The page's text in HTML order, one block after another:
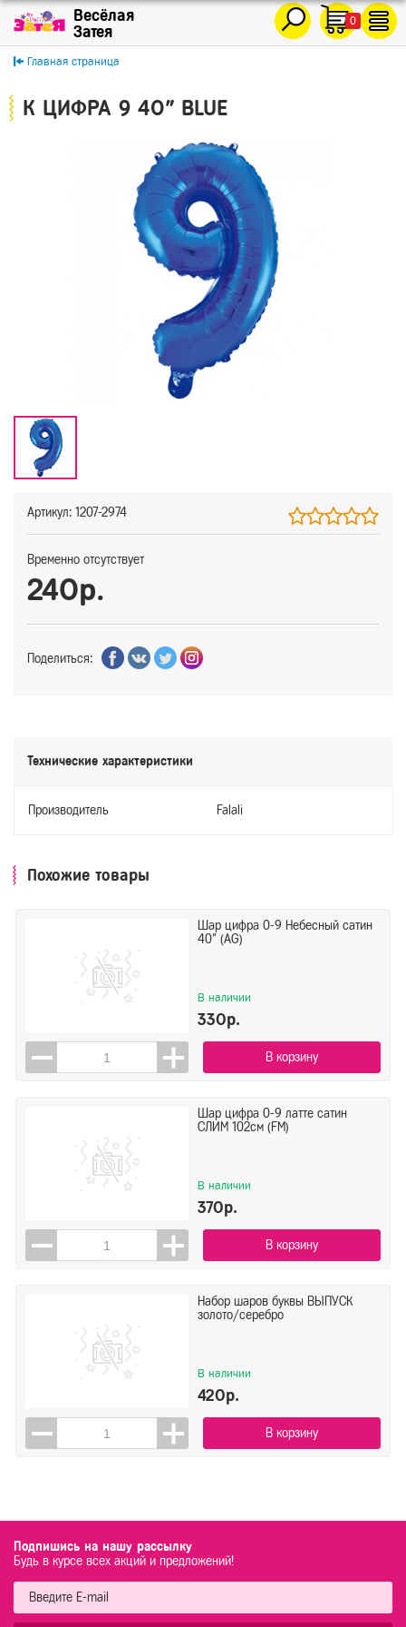
0
Главная страница
К ЦИФРА 9 40" BLUE
Артикул: 1207-2974
Временно отсутствует
240р.
Поделиться:
Технические характеристики
Производитель Falali
Похожие товары
Шар цифра 0-9 Небесный сатин
40" (AG)
В наличии
330р.
В корзину
Шар цифра 0-9 латте сатин
СЛИМ 102см (FM)
В наличии
370р.
В корзину
Набор шаров буквы ВЫПУСК
золото/серебро
В наличии
420р.
В корзину
Подпишись на нашу рассылку
Будь в курсе всех акций и предложений!